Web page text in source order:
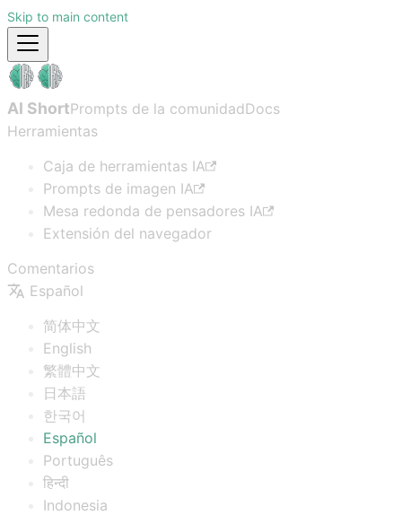
Skip to main content
AI ShortPrompts de la comunidadDocs
Herramientas
Caja de herramientas IA
Prompts de imagen IA
Mesa redonda de pensadores IA
Extensión del navegador
Comentarios
Español
简体中文
English
繁體中文
日本語
한국어
Español
Português
हिन्दी
Indonesia